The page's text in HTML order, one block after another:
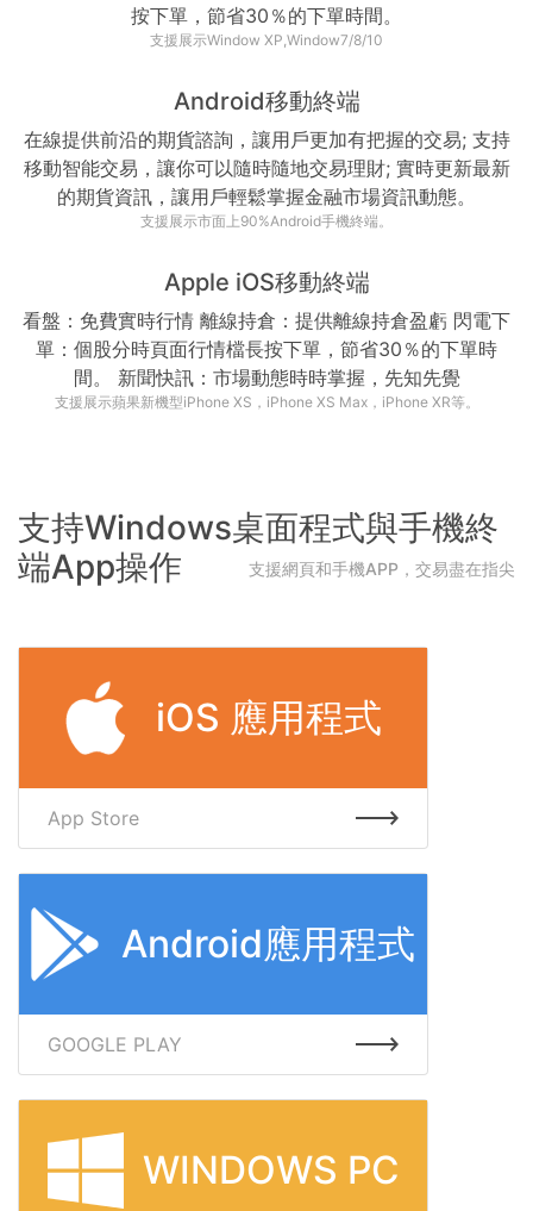
按下單，節省30％的下單時間。
支援展示Window XP,Window7/8/10
Android移動終端
在線提供前沿的期貨諮詢，讓用戶更加有把握的交易; 支持
移動智能交易，讓你可以隨時隨地交易理財; 實時更新最新
的期貨資訊，讓用戶輕鬆掌握金融市場資訊動態。
支援展示市面上90%Android手機終端。
Apple iOS移動終端
看盤：免費實時行情 離線持倉：提供離線持倉盈虧 閃電下
單：個股分時頁面行情檔長按下單，節省30％的下單時
間。 新聞快訊：市場動態時時掌握，先知先覺
支援展示蘋果新機型iPhone XS，iPhone XS Max，iPhone XR等。
支持Windows桌面程式與手機終
端App操作
支援網頁和手機APP，交易盡在指尖
iOS 應用程式
App Store
Android應用程式
GOOGLE PLAY
WINDOWS PC